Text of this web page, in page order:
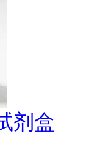
剂盒